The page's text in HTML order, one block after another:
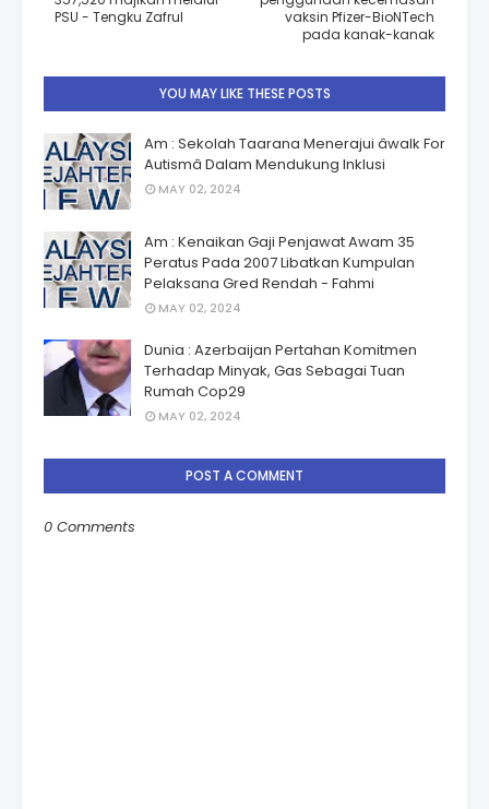
vaksin Pfizer-BioNTech
pada kanak-kanak
PSU - Tengku Zafrul
YOU MAY LIKE THESE POSTS
Am : Sekolah Taarana Menerajui âwalk For
Autismâ Dalam Mendukung Inklusi
MAY 02, 2024
Am : Kenaikan Gaji Penjawat Awam 35
Peratus Pada 2007 Libatkan Kumpulan
Pelaksana Gred Rendah - Fahmi
MAY 02, 2024
Dunia : Azerbaijan Pertahan Komitmen
Terhadap Minyak, Gas Sebagai Tuan
Rumah Cop29
MAY 02, 2024
POST A COMMENT
0 Comments